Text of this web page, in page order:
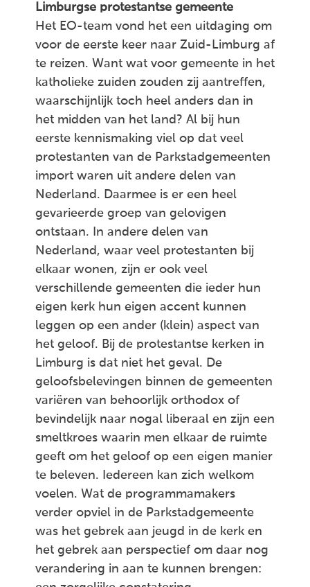
Limburgse protestantse gemeente
Het EO-team vond het een uitdaging om
voor de eerste keer naar Zuid-Limburg af
te reizen. Want wat voor gemeente in het
katholieke zuiden zouden zij aantreffen,
waarschijnlijk toch heel anders dan in
het midden van het land? Al bij hun
eerste kennismaking viel op dat veel
protestanten van de Parkstadgemeenten
import waren uit andere delen van
Nederland. Daarmee is er een heel
gevarieerde groep van gelovigen
ontstaan. In andere delen van
Nederland, waar veel protestanten bij
elkaar wonen, zijn er ook veel
verschillende gemeenten die ieder hun
eigen kerk hun eigen accent kunnen
leggen op een ander (klein) aspect van
het geloof. Bij de protestantse kerken in
Limburg is dat niet het geval. De
geloofsbelevingen binnen de gemeenten
variëren van behoorlijk orthodox of
bevindelijk naar nogal liberaal en zijn een
smeltkroes waarin men elkaar de ruimte
geeft om het geloof op een eigen manier
te beleven. Iedereen kan zich welkom
voelen. Wat de programmamakers
verder opviel in de Parkstadgemeente
was het gebrek aan jeugd in de kerk en
het gebrek aan perspectief om daar nog
verandering in aan te kunnen brengen: